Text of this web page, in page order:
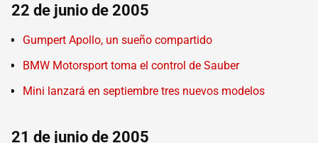
22 de junio de 2005
Gumpert Apollo, un sueño compartido
BMW Motorsport toma el control de Sauber
Mini lanzará en septiembre tres nuevos modelos
21 de junio de 2005